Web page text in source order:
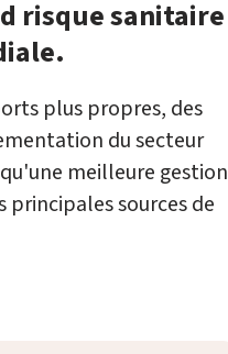
risque sanitaire
plus propres, des
du secteur
meilleure gestion
sources de